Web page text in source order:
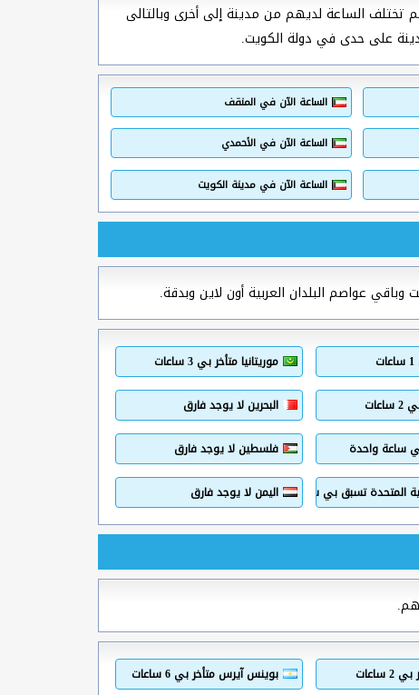
الساعة لديهم من مدينة إلى أخرى وبالتالى
على حدى في دولة الكويت.
الساعة الآن في المنقف
الساعة الآن في الأحمدي
الساعة الآن في مدينة الكويت
وباقي عواصم البلدان العربية أون لاين وبدقة.
موريتانيا متأخر بي 3 ساعات
البحرين لا يوجد فارق
ساعة واحدة فلسطين لا يوجد فارق
المتحدة تسبق بي ساعة واحدةاليمن لا يوجد فارق
ساعات بوينس آيرس متأخر بي 6 ساعات